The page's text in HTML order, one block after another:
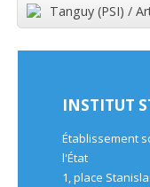
Tanguy (PSI) /
INSTITUT
Établissement
l'État
1, place